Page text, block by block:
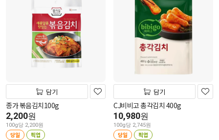
담기
종가 볶음김치100g
2,200원
100g당 2,200원
당일 픽업
담기
CJ비비고 총각김치 400g
10,980원
100g당 2,745원
당일 픽업